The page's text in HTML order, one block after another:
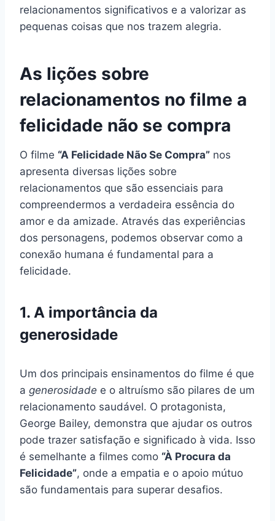
relacionamentos significativos e a valorizar as
pequenas coisas que nos trazem alegria.
As lições sobre
relacionamentos no filme a
felicidade não se compra
O filme “A Felicidade Não Se Compra” nos
apresenta diversas lições sobre
relacionamentos que são essenciais para
compreendermos a verdadeira essência do
amor e da amizade. Através das experiências
dos personagens, podemos observar como a
conexão humana é fundamental para a
felicidade.
1. A importância da
generosidade
Um dos principais ensinamentos do filme é que
a generosidade e o altruísmo são pilares de um
relacionamento saudável. O protagonista,
George Bailey, demonstra que ajudar os outros
pode trazer satisfação e significado à vida. Isso
é semelhante a filmes como “À Procura da
Felicidade”, onde a empatia e o apoio mútuo
são fundamentais para superar desafios.